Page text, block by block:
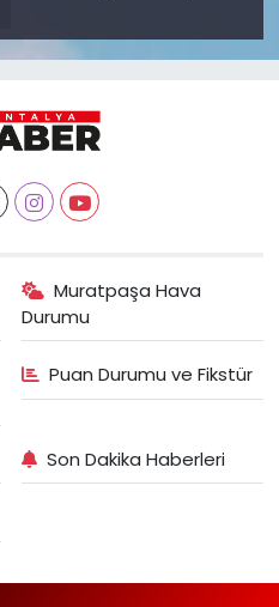
Muratpaşa Hava
Durumu
Puan Durumu ve Fikstür
Son Dakika Haberleri